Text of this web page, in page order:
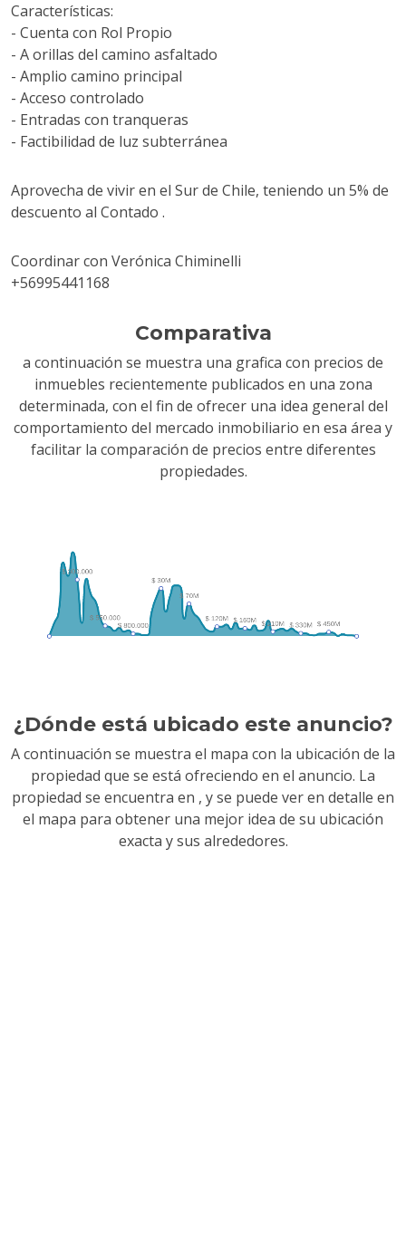
Características:
- Cuenta con Rol Propio
- A orillas del camino asfaltado
- Amplio camino principal
- Acceso controlado
- Entradas con tranqueras
- Factibilidad de luz subterránea
Aprovecha de vivir en el Sur de Chile, teniendo un 5% de
descuento al Contado .
Coordinar con Verónica Chiminelli
+56995441168
Comparativa
a continuación se muestra una grafica con precios de
inmuebles recientemente publicados en una zona
determinada, con el fin de ofrecer una idea general del
comportamiento del mercado inmobiliario en esa área y
facilitar la comparación de precios entre diferentes
propiedades.
¿Dónde está ubicado este anuncio?
A continuación se muestra el mapa con la ubicación de la
propiedad que se está ofreciendo en el anuncio. La
propiedad se encuentra en , y se puede ver en detalle en
el mapa para obtener una mejor idea de su ubicación
exacta y sus alrededores.